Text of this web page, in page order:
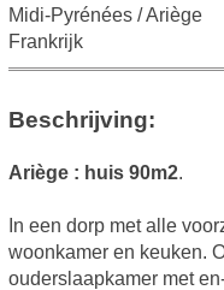
Midi-Pyrénées / Ariège
Frankrijk
Beschrijving:
Ariège : huis 90m2.
In een dorp met alle
woonkamer en keuken.
ouderslaapkamer met